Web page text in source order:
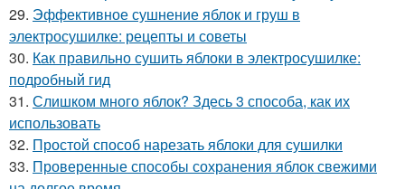
29. Эффективное сушнение яблок и груш в
электросушилке: рецепты и советы
30. Как правильно сушить яблоки в электросушилке:
подробный гид
31. Слишком много яблок? Здесь 3 способа, как их
использовать
32. Простой способ нарезать яблоки для сушилки
33. Проверенные способы сохранения яблок свежими